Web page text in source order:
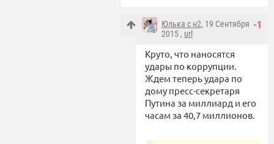
-1
Юлька с н2, 19 Сентября
2015 , url
Круто, что наносятся
удары по коррупции.
Ждем теперь удара по
дому пресс-секретаря
Путина за миллиард и его
часам за 40,7 миллионов.